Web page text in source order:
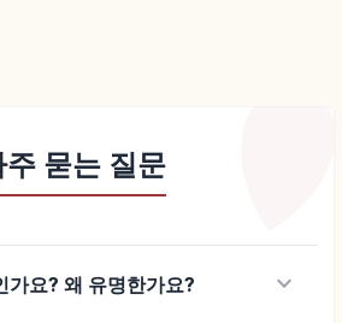
주 묻는 질문
가요? 왜 유명한가요? keyboard_arrow_down